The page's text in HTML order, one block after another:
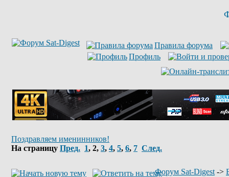
Правила форума
Профиль
Поздравляем именинников!
На страницу Пред. 1, 2, 3, 4, 5, 6, 7 След.
Форум Sat-Digest ->